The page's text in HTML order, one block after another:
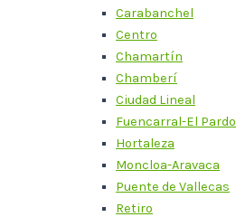
Carabanchel
Centro
Chamartín
Chamberí
Ciudad Lineal
Fuencarral-El Pardo
Hortaleza
Moncloa-Aravaca
Puente de Vallecas
Retiro